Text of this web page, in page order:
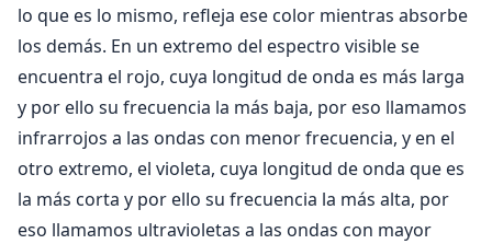
lo que es lo mismo, refleja ese color mientras absorbe
los demás. En un extremo del espectro visible se
encuentra el rojo, cuya longitud de onda es más larga
y por ello su frecuencia la más baja, por eso llamamos
infrarrojos a las ondas con menor frecuencia, y en el
otro extremo, el violeta, cuya longitud de onda que es
la más corta y por ello su frecuencia la más alta, por
eso llamamos ultravioletas a las ondas con mayor